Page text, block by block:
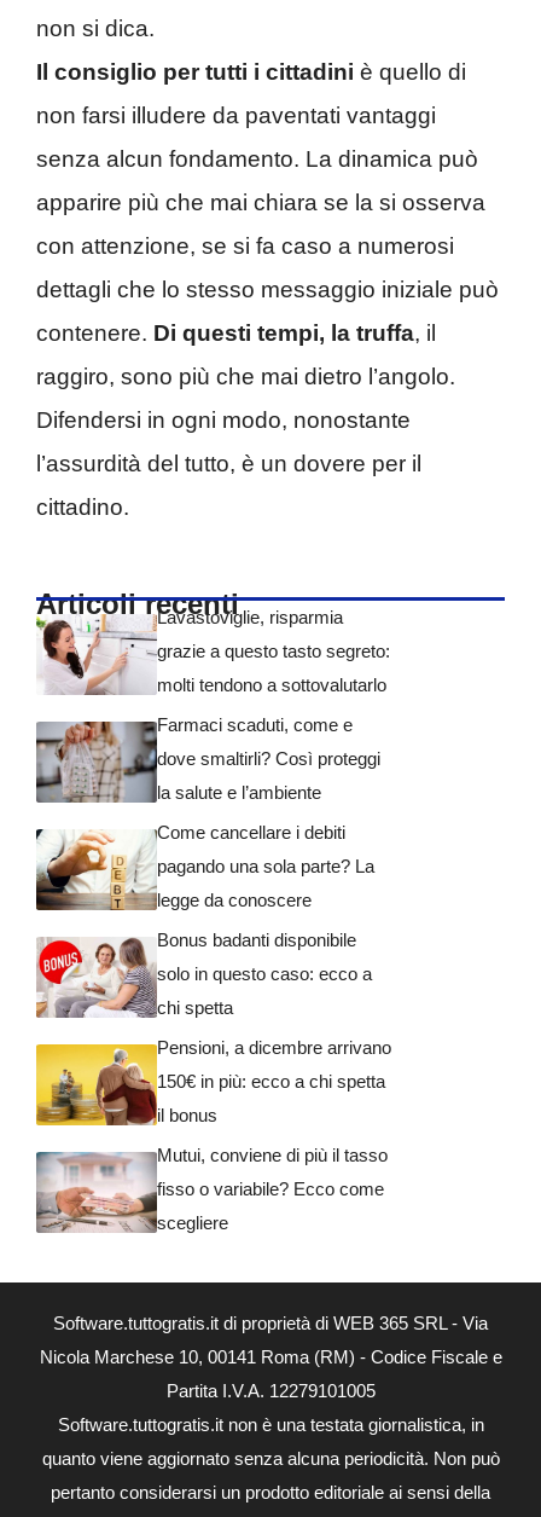
non si dica.
Il consiglio per tutti i cittadini è quello di
non farsi illudere da paventati vantaggi
senza alcun fondamento. La dinamica può
apparire più che mai chiara se la si osserva
con attenzione, se si fa caso a numerosi
dettagli che lo stesso messaggio iniziale può
contenere. Di questi tempi, la truffa, il
raggiro, sono più che mai dietro l’angolo.
Difendersi in ogni modo, nonostante
l’assurdità del tutto, è un dovere per il
cittadino.
Articoli recentiLavastoviglie, risparmia
grazie a questo tasto segreto:
molti tendono a sottovalutarlo
Farmaci scaduti, come e
dove smaltirli? Così proteggi
la salute e l’ambiente
Come cancellare i debiti
pagando una sola parte? La
legge da conoscere
Bonus badanti disponibile
solo in questo caso: ecco a
chi spetta
Pensioni, a dicembre arrivano
150€ in più: ecco a chi spetta
il bonus
Mutui, conviene di più il tasso
fisso o variabile? Ecco come
scegliere
Software.tuttogratis.it di proprietà di WEB 365 SRL - Via
Nicola Marchese 10, 00141 Roma (RM) - Codice Fiscale e
Partita I.V.A. 12279101005
Software.tuttogratis.it non è una testata giornalistica, in
quanto viene aggiornato senza alcuna periodicità. Non può
pertanto considerarsi un prodotto editoriale ai sensi della